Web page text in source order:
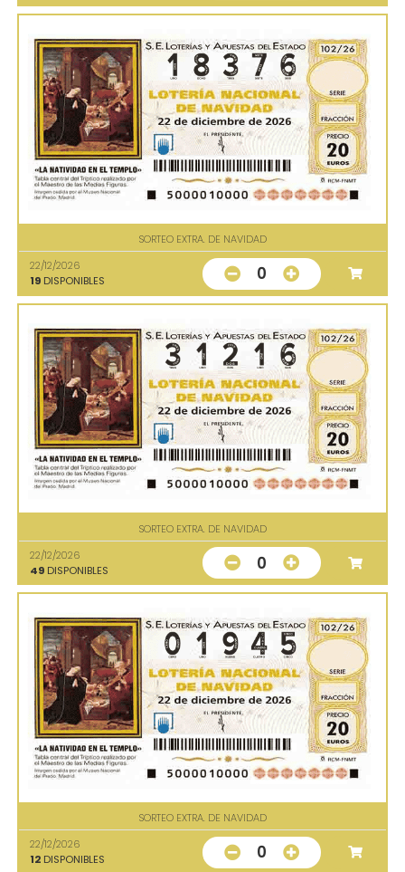
SORTEO EXTRA. DE NAVIDAD
22/12/2026
19 DISPONIBLES 0
SORTEO EXTRA. DE NAVIDAD
22/12/2026
49 DISPONIBLES 0
SORTEO EXTRA. DE NAVIDAD
22/12/2026
12 DISPONIBLES 0